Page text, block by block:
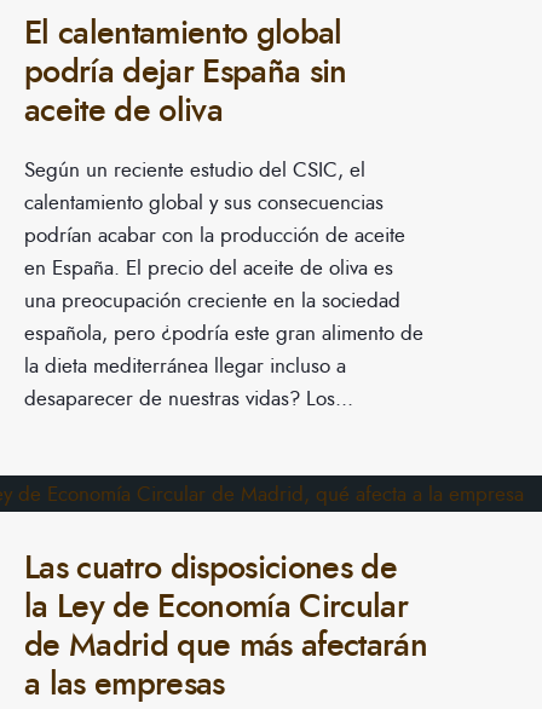
El calentamiento global
podría dejar España sin
aceite de oliva
Según un reciente estudio del CSIC, el
calentamiento global y sus consecuencias
podrían acabar con la producción de aceite
en España. El precio del aceite de oliva es
una preocupación creciente en la sociedad
española, pero ¿podría este gran alimento de
la dieta mediterránea llegar incluso a
desaparecer de nuestras vidas? Los...
Las cuatro disposiciones de
la Ley de Economía Circular
de Madrid que más afectarán
a las empresas